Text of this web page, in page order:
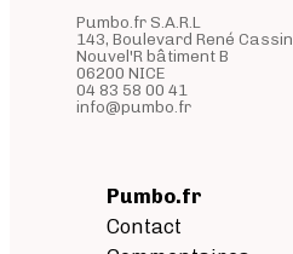
Pumbo.fr S.A.R.L
143, Boulevard René Cassin
Nouvel'R bâtiment B
06200 NICE
04 83 58 00 41
info@pumbo.fr
Pumbo.fr
Contact